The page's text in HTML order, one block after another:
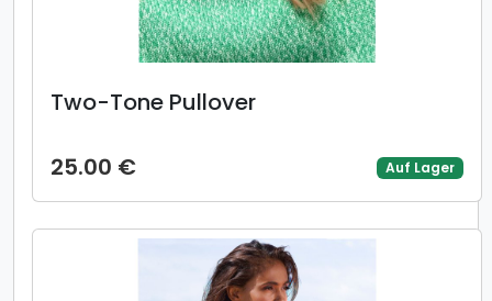
Two-Tone Pullover
25.00 € Auf Lager